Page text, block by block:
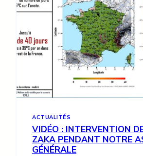
ACTUALITÉS
VIDÉO : INTERVENTION
ZAKA PENDANT NOTRE
GÉNÉRALE